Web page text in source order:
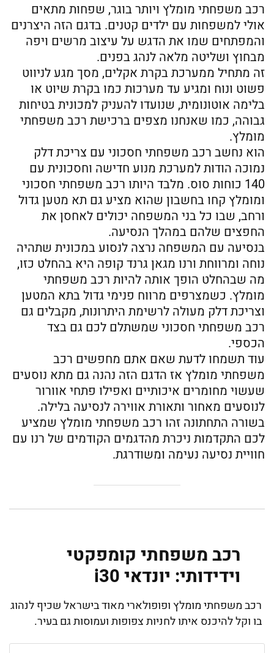
רכב משפחתי מומלץ ויותר בוגר, שפחות מתאים
אולי למשפחות עם ילדים קטנים. בדגם הזה היצרנים
והמפתחים שמו את הדגש על עיצוב מרשים ויפה
מבחוץ ושליטה מלאה לנהג בפנים.
זה מתחיל ממערכת בקרת אקלים, מסך מגע לניווט
פשוט ונוח ומגיע עד מערכות כמו בקרת שיוט או
בלימה אוטונומית, שנועדו להעניק למכונית בטיחות
גבוהה, כמו שאנחנו מצפים ברכישת רכב משפחתי
מומלץ.
הוא נחשב רכב משפחתי חסכוני עם צריכת דלק
נמוכה הודות למערכת מנוע חדישה וחסכונית עם
140 כוחות סוס. מלבד היותו רכב משפחתי חסכוני
ומומלץ קחו בחשבון שהוא מציע גם תא מטען גדול
ורחב, שבו כל בני המשפחה יכולים לאחסן את
החפצים שלהם במהלך הנסיעה.
בנסיעה עם המשפחה נרצה לנסוע במכונית שתהיה
נוחה ומרווחת ורנו מגאן גרנד קופה היא בהחלט כזו,
מה שבהחלט הופך אותה להיות רכב משפחתי
מומלץ. כשמצרפים מרווח פנימי גדול בתא המטען
וצריכת דלק מעולה לרשימת היתרונות, מקבלים גם
רכב משפחתי חסכוני שמשתלם לכם גם בצד
הכספי.
עוד תשמחו לדעת שאם אתם מחפשים רכב
משפחתי מומלץ אז הדגם הזה נהנה גם מתא נוסעים
שעשוי מחומרים איכותיים ואפילו פתחי אוורור
לנוסעים מאחור ותאורת אווירה לנסיעה בלילה.
בשורה התחתונה זהו רכב משפחתי מומלץ שמציע
לכם התקדמות ניכרת מהדגמים הקודמים של רנו עם
חוויית נסיעה נעימה ומשודרגת.
רכב משפחתי קומפקטי
וידידותי: יונדאי i30
רכב משפחתי מומלץ ופופולארי מאוד בישראל שכיף לנהוג
בו וקל להיכנס איתו לחניות צפופות ועמוסות גם בעיר.